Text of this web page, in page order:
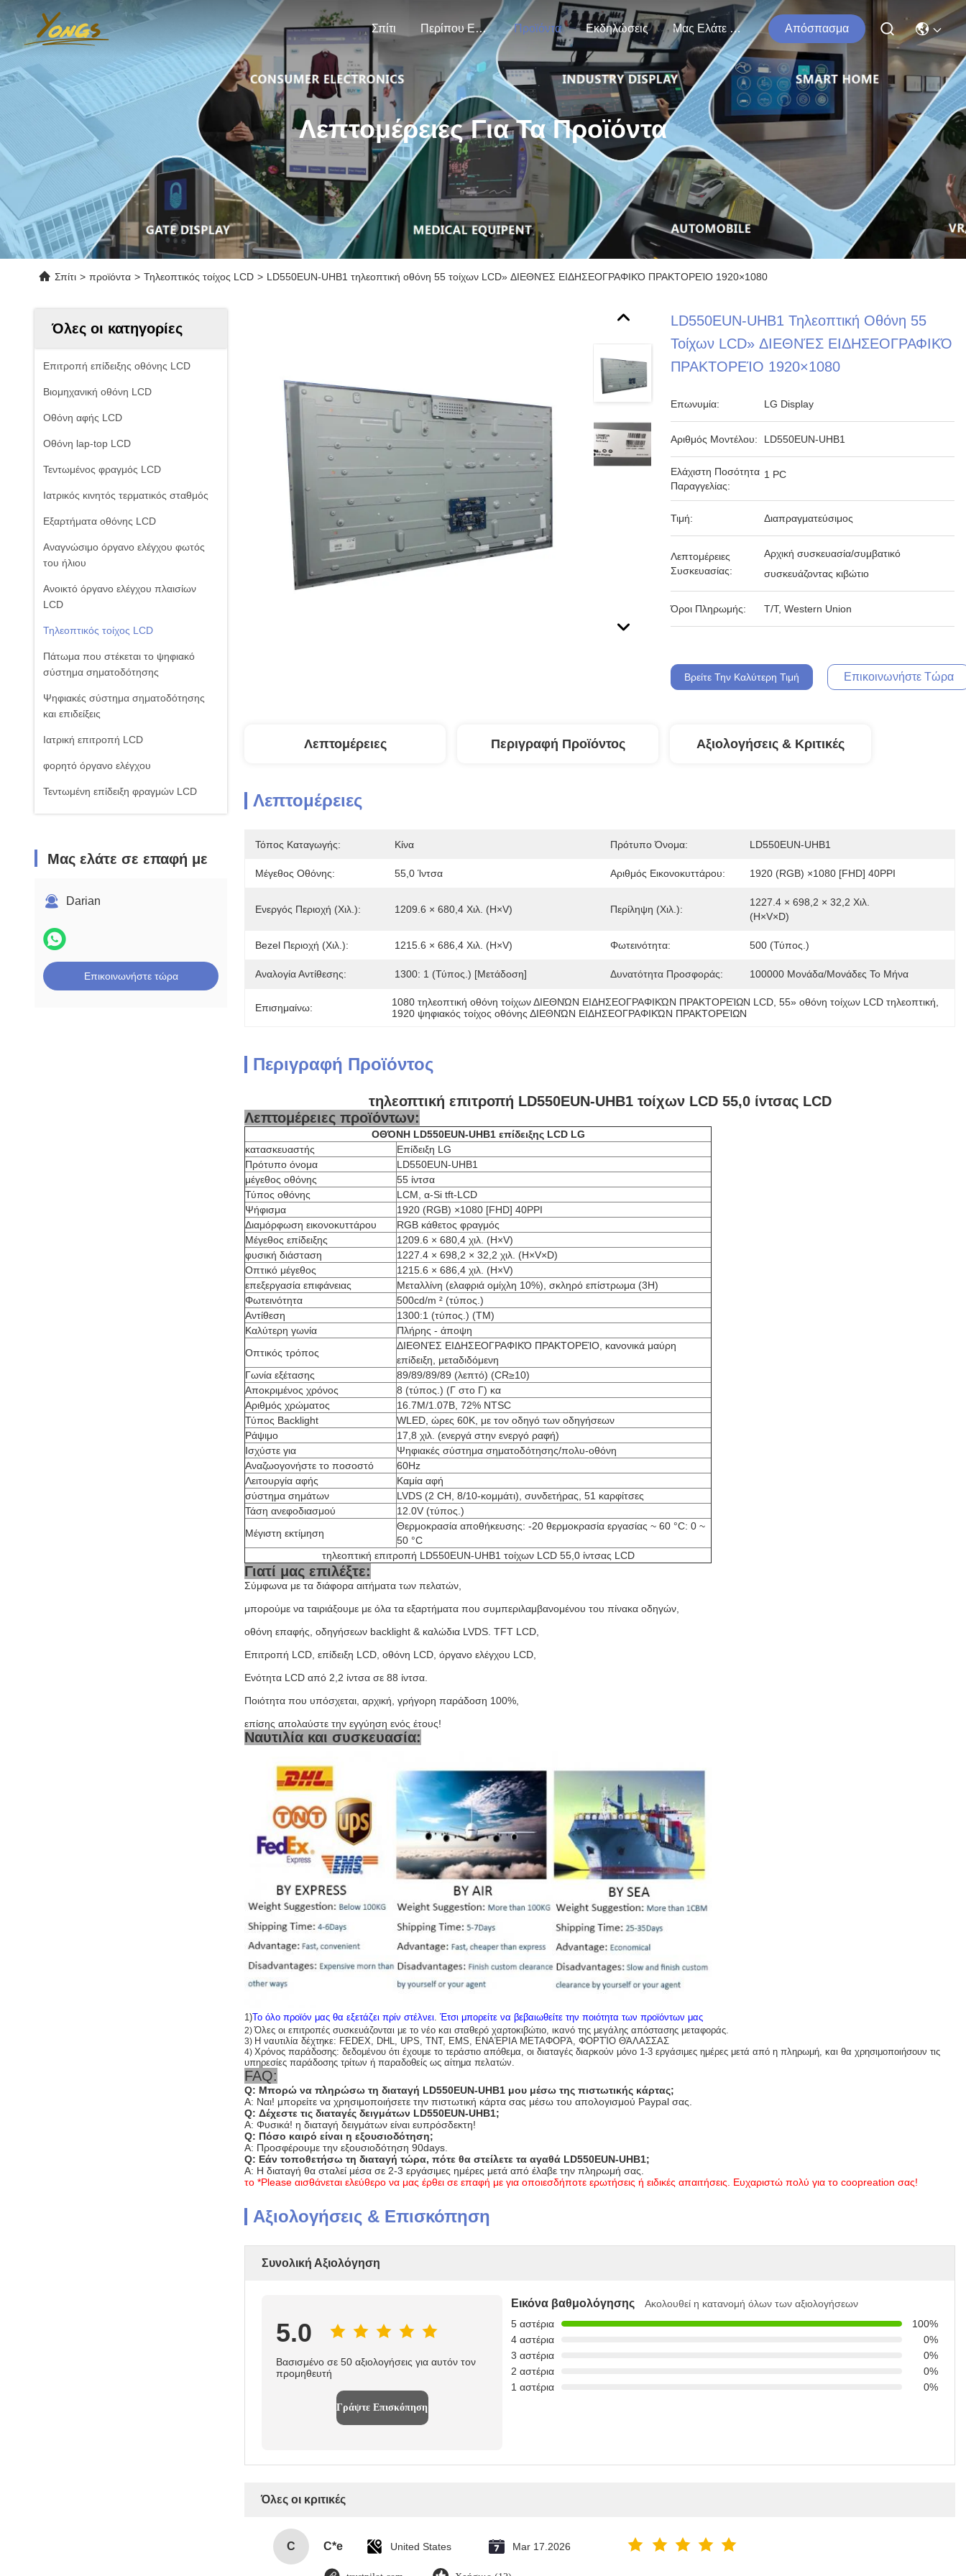
Σπίτι Περίπου Εμείς Προϊόντα Εκδηλώσεις Μας Ελάτε Σε Επαφή Με Απόσπασμα
Λεπτομέρειες Για Τα Προϊόντα
Σπίτι > προϊόντα > Τηλεοπτικός τοίχος LCD > LD550EUN-UHB1 τηλεοπτική οθόνη 55 τοίχων LCD» ΔΙΕΘΝΈΣ ΕΙΔΗΣΕΟΓΡΑΦΙΚΌ ΠΡΑΚΤΟΡΕΊΟ 1920×1080
Όλες οι κατηγορίες
Επιτροπή επίδειξης οθόνης LCD
Βιομηχανική οθόνη LCD
Οθόνη αφής LCD
Οθόνη lap-top LCD
Τεντωμένος φραγμός LCD
Ιατρικός κινητός τερματικός σταθμός
Εξαρτήματα οθόνης LCD
Αναγνώσιμο όργανο ελέγχου φωτός
του ήλιου
Ανοικτό όργανο ελέγχου πλαισίων
LCD
Τηλεοπτικός τοίχος LCD
Πάτωμα που στέκεται το ψηφιακό
σύστημα σηματοδότησης
Ψηφιακές σύστημα σηματοδότησης
και επιδείξεις
Ιατρική επιτροπή LCD
φορητό όργανο ελέγχου
Τεντωμένη επίδειξη φραγμών LCD
Πίνακας οθόνης με πολλαπλές
Μας ελάτε σε επαφή με
Darian
Επικοινωνήστε τώρα
LD550EUN-UHB1 Τηλεοπτική Οθόνη 55
Τοίχων LCD» ΔΙΕΘΝΈΣ ΕΙΔΗΣΕΟΓΡΑΦΙΚΌ
ΠΡΑΚΤΟΡΕΊΟ 1920×1080
Επωνυμία: LG Display
Αριθμός Μοντέλου: LD550EUN-UHB1
Ελάχιστη Ποσότητα
Παραγγελίας:
1 PC
Τιμή: Διαπραγματεύσιμος
Λεπτομέρειες
Συσκευασίας:
Αρχική συσκευασία/συμβατικό
συσκευάζοντας κιβώτιο
Όροι Πληρωμής: T/T, Western Union
Βρείτε Την Καλύτερη Τιμή Επικοινωνήστε Τώρα
Λεπτομέρειες Περιγραφή Προϊόντος Αξιολογήσεις & Κριτικές
Λεπτομέρειες
Τόπος Καταγωγής: Κίνα Πρότυπο Όνομα: LD550EUN-UHB1
Μέγεθος Οθόνης: 55,0 Ίντσα Αριθμός Εικονοκυττάρου: 1920 (RGB) ×1080 [FHD] 40PPI
Ενεργός Περιοχή (χιλ.): 1209.6 × 680,4 Χιλ. (H×V) Περίληψη (χιλ.):
1227.4 × 698,2 × 32,2 Χιλ.
(H×V×D)
Bezel Περιοχή (χιλ.): 1215.6 × 686,4 Χιλ. (H×V) Φωτεινότητα: 500 (τύπος.)
Αναλογία Αντίθεσης: 1300: 1 (τύπος.) [μετάδοση] Δυνατότητα Προσφοράς: 100000 Μονάδα/μονάδες Το Μήνα
Επισημαίνω: 1080 τηλεοπτική οθόνη τοίχων ΔΙΕΘΝΏΝ ΕΙΔΗΣΕΟΓΡΑΦΙΚΏΝ ΠΡΑΚΤΟΡΕΊΩΝ LCD, 55» οθόνη τοίχων LCD τηλεοπτική
1920 ψηφιακός τοίχος οθόνης ΔΙΕΘΝΏΝ ΕΙΔΗΣΕΟΓΡΑΦΙΚΏΝ ΠΡΑΚΤΟΡΕΊΩΝ
Περιγραφή Προϊόντος
τηλεοπτική επιτροπή LD550EUN-UHB1 τοίχων LCD 55,0 ίντσας LCD
Λεπτομέρειες προϊόντων:
ΟΘΌΝΗ LD550EUN-UHB1 επίδειξης LCD LG
κατασκευαστής
Επίδειξη LG
Πρότυπο όνομα
LD550EUN-UHB1
μέγεθος οθόνης
55 ίντσα
Τύπος οθόνης
LCM, α-Si tft-LCD
Ψήφισμα
1920 (RGB) ×1080 [FHD] 40PPI
Διαμόρφωση εικονοκυττάρου
RGB κάθετος φραγμός
Μέγεθος επίδειξης
1209.6 × 680,4 χιλ. (H×V)
φυσική διάσταση
1227.4 × 698,2 × 32,2 χιλ. (H×V×D)
Οπτικό μέγεθος
1215.6 × 686,4 χιλ. (H×V)
επεξεργασία επιφάνειας
Μεταλλίνη (ελαφριά ομίχλη 10%), σκληρό επίστρωμα (3H)
Φωτεινότητα
500cd/m ² (τύπος.)
Αντίθεση
1300:1 (τύπος.) (TM)
Καλύτερη γωνία
Πλήρης - άποψη
Οπτικός τρόπος
ΔΙΕΘΝΈΣ ΕΙΔΗΣΕΟΓΡΑΦΙΚΌ ΠΡΑΚΤΟΡΕΊΟ, κανονικά μαύρη
επίδειξη, μεταδιδόμενη
Γωνία εξέτασης
89/89/89/89 (λεπτό) (CR≥10)
Αποκριμένος χρόνος
8 (τύπος.) (Γ στο Γ) κα
Αριθμός χρώματος
16.7M/1.07B, 72% NTSC
Τύπος Backlight
WLED, ώρες 60K, με τον οδηγό των οδηγήσεων
Ράψιμο
17,8 χιλ. (ενεργά στην ενεργό ραφή)
Ισχύστε για
Ψηφιακές σύστημα σηματοδότησης/πολυ-οθόνη
Αναζωογονήστε το ποσοστό
60Hz
Λειτουργία αφής
Καμία αφή
σύστημα σημάτων
LVDS (2 CH, 8/10-κομμάτι), συνδετήρας, 51 καρφίτσες
Τάση ανεφοδιασμού
12.0V (τύπος.)
Μέγιστη εκτίμηση
Θερμοκρασία αποθήκευσης: -20 θερμοκρασία εργασίας ~ 60 °C: 0 ~
50 °C
τηλεοπτική επιτροπή LD550EUN-UHB1 τοίχων LCD 55,0 ίντσας LCD
Γιατί μας επιλέξτε:
Σύμφωνα με τα διάφορα αιτήματα των πελατών,
μπορούμε να ταιριάξουμε με όλα τα εξαρτήματα που συμπεριλαμβανομένου του πίνακα οδηγών,
οθόνη επαφής, οδηγήσεων backlight & καλώδια LVDS. TFT LCD,
Επιτροπή LCD, επίδειξη LCD, οθόνη LCD, όργανο ελέγχου LCD,
Ενότητα LCD από 2,2 ίντσα σε 88 ίντσα.
Ποιότητα που υπόσχεται, αρχική, γρήγορη παράδοση 100%,
επίσης απολαύστε την εγγύηση ενός έτους!
Ναυτιλία και συσκευασία:
1)Το όλο προϊόν μας θα εξετάζει πρίν στέλνει. Έτσι μπορείτε να βεβαιωθείτε την ποιότητα των προϊόντων μας
2)Όλες οι επιτροπές συσκευάζονται με το νέο και σταθερό χαρτοκιβώτιο, ικανό της μεγάλης απόστασης μεταφοράς.
3) Η ναυτιλία δέχτηκε: FEDEX, DHL, UPS, TNT, EMS, ΕΝΑΈΡΙΑ ΜΕΤΑΦΟΡΆ, ΦΟΡΤΊΟ ΘΆΛΑΣΣΑΣ
4) Χρόνος παράδοσης: δεδομένου ότι έχουμε το τεράστιο απόθεμα, οι διαταγές διαρκούν μόνο 1-3 εργάσιμες ημέρες μετά από η πληρωμή, και θα χρησιμοποιήσουν τις
υπηρεσίες παράδοσης τρίτων ή παραδοθείς ως αίτημα πελατών.
FAQ:
Q: Μπορώ να πληρώσω τη διαταγή LD550EUN-UHB1 μου μέσω της πιστωτικής κάρτας;
Α: Ναι! μπορείτε να χρησιμοποιήσετε την πιστωτική κάρτα σας μέσω του απολογισμού Paypal σας.
Q: Δέχεστε τις διαταγές δειγμάτων LD550EUN-UHB1;
Α: Φυσικά! η διαταγή δειγμάτων είναι ευπρόσδεκτη!
Q: Πόσο καιρό είναι η εξουσιοδότηση;
Α: Προσφέρουμε την εξουσιοδότηση 90days.
Q: Εάν τοποθετήσω τη διαταγή τώρα, πότε θα στείλετε τα αγαθά LD550EUN-UHB1;
Α: Η διαταγή θα σταλεί μέσα σε 2-3 εργάσιμες ημέρες μετά από έλαβε την πληρωμή σας.
το *Please αισθάνεται ελεύθερο να μας έρθει σε επαφή με για οποιεσδήποτε ερωτήσεις ή ειδικές απαιτήσεις. Ευχαριστώ πολύ για το coopreation σας!
Αξιολογήσεις & Επισκόπηση
Συνολική Αξιολόγηση
5.0
Βασισμένο σε 50 αξιολογήσεις για αυτόν τον
προμηθευτή
Γράψτε Επισκόπηση
Εικόνα βαθμολόγησης
Ακολουθεί η κατανομή όλων των αξιολογήσεων
5 αστέρια
100%
4 αστέρια
0%
3 αστέρια
0%
2 αστέρια
0%
1 αστέρια
0%
Όλες οι κριτικές
C C*e United States Mar 17.2026